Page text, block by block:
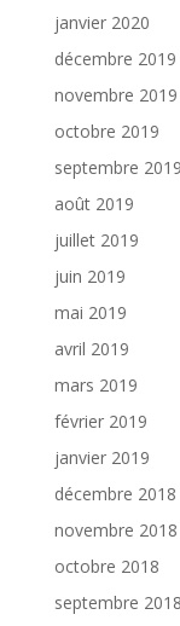
janvier 2020
décembre 2019
novembre 2019
octobre 2019
septembre 2019
août 2019
juillet 2019
juin 2019
mai 2019
avril 2019
mars 2019
février 2019
janvier 2019
décembre 2018
novembre 2018
octobre 2018
septembre 2018